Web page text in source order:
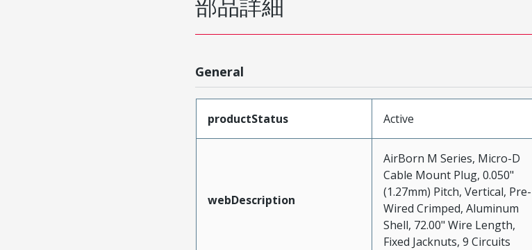
General
productStatus Active
webDescription
AirBorn M Series, Micro-D
Cable Mount Plug, 0.050"
(1.27mm) Pitch, Vertical, Pre-
Wired Crimped, Aluminum
Shell, 72.00" Wire Length,
Fixed Jacknuts, 9 Circuits